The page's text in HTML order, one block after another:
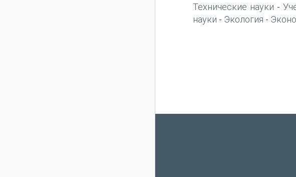
Технические науки -
науки - Экология -